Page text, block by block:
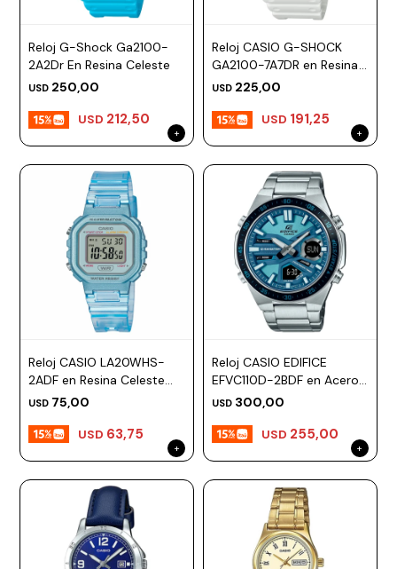
Reloj G-Shock Ga2100-
2A2Dr En Resina Celeste
USD 250,00
USD 212,50
Reloj CASIO G-SHOCK
GA2100-7A7DR en Resina
Blanco Esfera 48mm
USD 225,00
USD 191,25
Reloj CASIO LA20WHS-
2ADF en Resina Celeste
Esfera 35mm
USD 75,00
USD 63,75
Reloj CASIO EDIFICE
EFVC110D-2BDF en Acero
Plateado Esfera 47mm
USD 300,00
USD 255,00